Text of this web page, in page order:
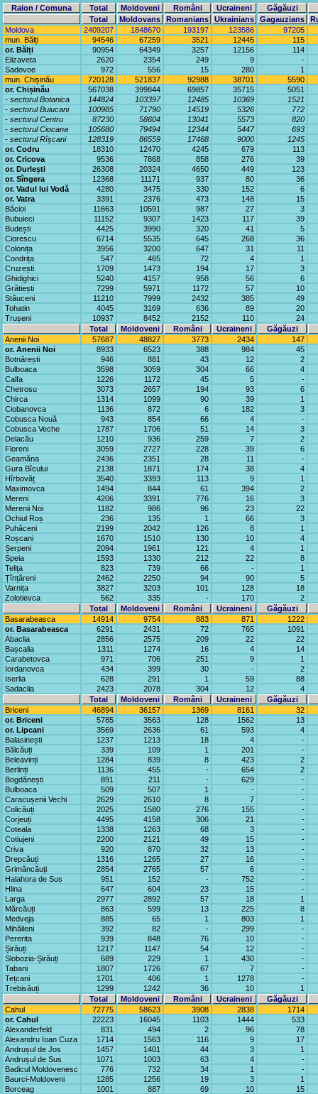
Raion / Comuna Total Moldoveni Români Ucraineni
Găgăuzi
Total
Moldovans Romanians Ukrainians Gagauzians
Moldova
2409207 1848670 193197 123586
97205
mun. Bălți
94546 67259 3521 12445
115
or. Bălți
90954 64349 3257 12156
114
Elizaveta
2620 2354 249 9
-
Sadovoe
972 556 15 280
1
mun. Chișinău
720128 521837 92988 38701
5590
or. Chișinău
567038 399844 69857 35715
5051
- sectorul Botanica
144824 103397 12485 10369
1521
- sectorul Buiucani
100985 71790 14519 5326
772
- sectorul Centru
87230 58604 13041 5573
820
- sectorul Ciocana
105680 79494 12344 5447
693
- sectorul Rîșcani
128319 86559 17468 9000
1245
or. Codru
18310 12470 4245 679
113
or. Cricova
9536 7868 858 276
39
or. Durlești
26308 20324 4650 449
123
or. Sîngera
12368 11171 937 80
36
or. Vadul lui Vodă
4280 3475 330 152
6
or. Vatra
3391 2376 473 148
15
Băcioi
11663 10591 987 27
3
Bubuieci
11152 9307 1423 117
39
Budești
4425 3990 320 41
5
Ciorescu
6714 5535 645 268
36
Colonița
3956 3200 647 31
11
Condrița
547 465 72 4
1
Cruzești
1709 1473 194 17
3
Ghidighici
5240 4157 958 56
6
Grătiești
7299 5971 1172 57
10
Stăuceni
11210 7999 2432 385
49
Tohatin
4045 3169 636 89
20
Trușeni
10937 8452 2152 110
24
Total
Moldoveni Români Ucraineni
Găgăuzi
Anenii Noi
57687 48827 3773 2434
147
or. Anenii Noi
8933 6523 388 984
45
Botnărești
946 881 43 12
2
Bulboaca
3598 3059 304 66
4
Calfa
1226 1172 45 5
-
Chetrosu
3073 2657 194 93
6
Chirca
1314 1099 90 39
1
Ciobanovca
1136 872 6 182
3
Cobusca Nouă
943 854 66 4
-
Cobusca Veche
1787 1706 51 14
3
Delacău
1210 936 259 7
2
Floreni
3059 2727 228 39
6
Geamăna
2436 2351 28 11
-
Gura Bîcului
2138 1871 174 38
4
Hîrbovăț
3540 3393 113 9
1
Maximovca
1494 844 61 394
2
Mereni
4206 3391 776 16
3
Merenii Noi
1182 986 96 23
22
Ochiul Roș
236 135 1 66
3
Puhăceni
2199 2042 126 8
1
Roșcani
1670 1510 130 10
4
Șerpeni
2094 1961 121 4
1
Speia
1593 1330 212 22
8
Telița
823 739 66 -
1
Țînțăreni
2462 2250 94 90
5
Varnița
3827 3203 101 128
18
Zolotievca
562 335 - 170
2
Total
Moldoveni Români Ucraineni
Găgăuzi
Basarabeasca
14914 9754 883 871
1222
or. Basarabeasca
6291 2431 72 765
1091
Abaclia
2856 2575 209 22
22
Bașcalia
1311 1274 16 4
14
Carabetovca
971 706 251 9
1
Iordanovca
434 399 30 -
2
Iserlia
628 291 1 59
88
Sadaclia
2423 2078 304 12
4
Total
Moldoveni Români Ucraineni
Găgăuzi
Briceni
46894 36157 1369 8161
32
or. Briceni
5785 3563 128 1562
13
or. Lipcani
3569 2636 61 593
4
Balasinești
1237 1213 18 4
-
Bălcăuți
339 109 1 201
-
Beleavinți
1284 839 8 423
2
Berlinți
1136 455 - 654
2
Bogdănești
891 211 - 629
-
Bulboaca
509 507 1 -
-
Caracușenii Vechi
2629 2610 8 7
-
Colicăuți
2025 1580 276 155
-
Corjeuți
4495 4158 306 21
-
Coteala
1338 1263 68 3
-
Cotiujeni
2200 2121 49 15
-
Criva
920 870 32 13
-
Drepcăuți
1316 1265 27 16
-
Grimăncăuți
2854 2765 57 6
-
Halahora de Sus
951 152 - 752
-
Hlina
647 604 23 15
-
Larga
2977 2892 57 18
1
Mărcăuți
863 599 13 225
8
Medveja
885 65 1 803
1
Mihăileni
392 82 - 299
-
Pererita
939 848 76 10
-
Șirăuți
1217 1147 54 12
-
Slobozia-Șirăuți
689 229 1 430
-
Tabani
1807 1726 67 7
-
Tețcani
1701 406 1 1278
-
Trebisăuți
1299 1242 36 10
1
Total
Moldoveni Români Ucraineni
Găgăuzi
Cahul
72775 58623 3908 2838
1714
or. Cahul
22223 16045 1103 1444
533
Alexanderfeld
831 494 2 96
78
Alexandru Ioan Cuza
1714 1563 116 9
17
Andrușul de Jos
1457 1401 44 3
1
Andrușul de Sus
1071 1003 63 4
-
Badicul Moldovenesc
776 732 34 1
-
Baurci-Moldoveni
1285 1256 19 3
1
Borceag
1001 887 69 10
15